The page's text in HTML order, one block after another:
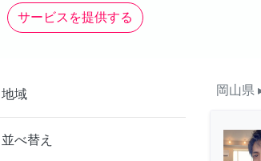
サービスを提供する
地域
並べ替え
岡山県